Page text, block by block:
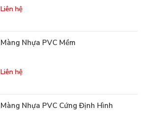
Liên hệ
Màng Nhựa PVC Mềm
Liên hệ
Màng Nhựa PVC Cứng Định Hình